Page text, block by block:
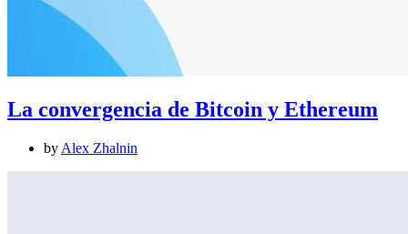
La convergencia de Bitcoin y Ethereum
by Alex Zhalnin